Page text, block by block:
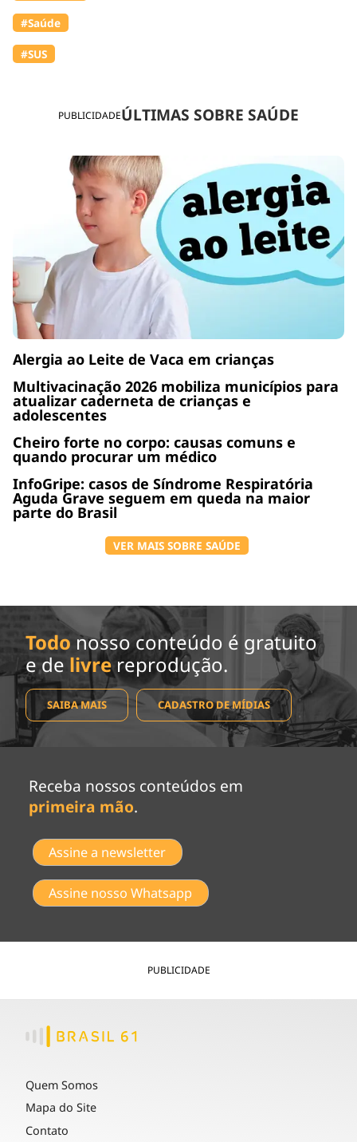
PUBLICIDADEÚLTIMAS SOBRE SAÚDE
Alergia ao Leite de Vaca em crianças
Multivacinação 2026 mobiliza municípios para
atualizar caderneta de crianças e
adolescentes
Cheiro forte no corpo: causas comuns e
quando procurar um médico
InfoGripe: casos de Síndrome Respiratória
Aguda Grave seguem em queda na maior
parte do Brasil
VER MAIS SOBRE SAÚDE
#Saúde
#SUS
Todo nosso conteúdo é gratuito
e de livrereprodução.
SAIBA MAIS CADASTRO DE MÍDIAS
Receba nossos conteúdos em
primeira mão.
Assine a newsletter
Assine nosso Whatsapp
PUBLICIDADE
Quem Somos
Mapa do Site
Contato